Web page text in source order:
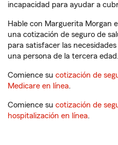
incapacidad para ayudar a
Hable con Marguerita Morgan
una cotización de seguro de
para satisfacer las
una persona de la tercera edad.
Comience su cotización de
Medicare en línea.
Comience su cotización de
hospitalización en línea.